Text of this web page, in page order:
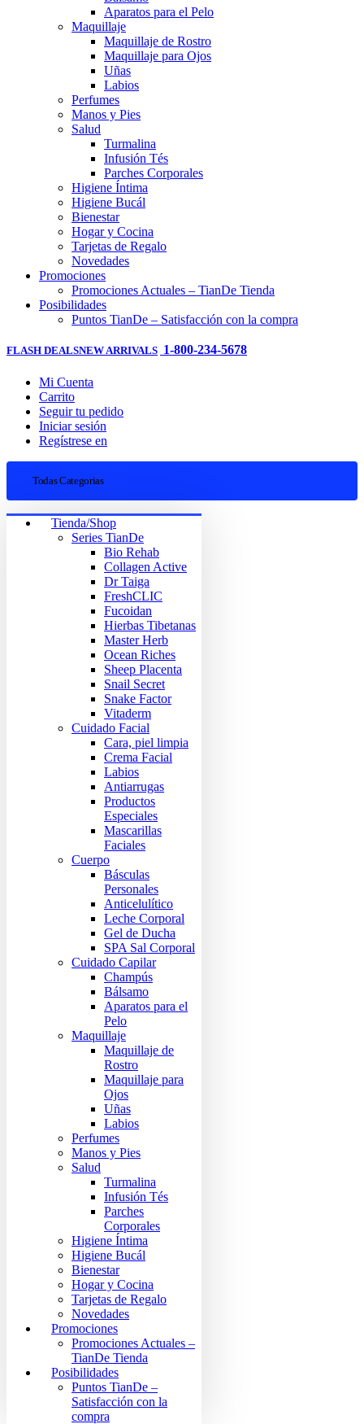
Aparatos para el Pelo
Maquillaje
Maquillaje de Rostro
Maquillaje para Ojos
Uñas
Labios
Perfumes
Manos y Pies
Salud
Turmalina
Infusión Tés
Parches Corporales
Higiene Íntima
Higiene Bucál
Bienestar
Hogar y Cocina
Tarjetas de Regalo
Novedades
Promociones
Promociones Actuales – TianDe Tienda
Posibilidades
Puntos TianDe – Satisfacción con la compra
FLASH DEALSNEW ARRIVALS 1-800-234-5678
Mi Cuenta
Carrito
Seguir tu pedido
Iniciar sesión
Regístrese en
Todas Categorias
Tienda/Shop
Series TianDe
Bio Rehab
Collagen Active
Dr Taiga
FreshCLIC
Fucoidan
Hierbas Tibetanas
Master Herb
Ocean Riches
Sheep Placenta
Snail Secret
Snake Factor
Vitaderm
Cuidado Facial
Cara, piel limpia
Crema Facial
Labios
Antiarrugas
Productos
Especiales
Mascarillas
Faciales
Cuerpo
Básculas
Personales
Anticelulítico
Leche Corporal
Gel de Ducha
SPA Sal Corporal
Cuidado Capilar
Champús
Bálsamo
Aparatos para el
Pelo
Maquillaje
Maquillaje de
Rostro
Maquillaje para
Ojos
Uñas
Labios
Perfumes
Manos y Pies
Salud
Turmalina
Infusión Tés
Parches
Corporales
Higiene Íntima
Higiene Bucál
Bienestar
Hogar y Cocina
Tarjetas de Regalo
Novedades
Promociones
Promociones Actuales –
TianDe Tienda
Posibilidades
Puntos TianDe –
Satisfacción con la
compra